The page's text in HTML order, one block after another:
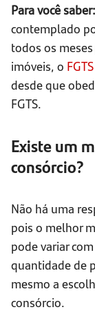
Para você saber:
contemplado
todos os
imóveis, o FGTS
desde que
FGTS.
Existe um
consórcio?
Não há uma
pois o melhor
pode variar
quantidade de
mesmo a
consórcio.